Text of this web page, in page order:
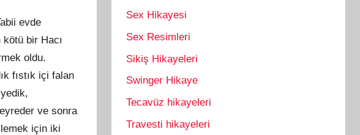
evde
bir Hacı
oldu.
fıstık içi falan
ve sonra
için iki
Sex Hikayesi
Sex Resimleri
Sikiş Hikayeleri
Swinger Hikaye
Tecavüz hikayeleri
Travesti hikayeleri